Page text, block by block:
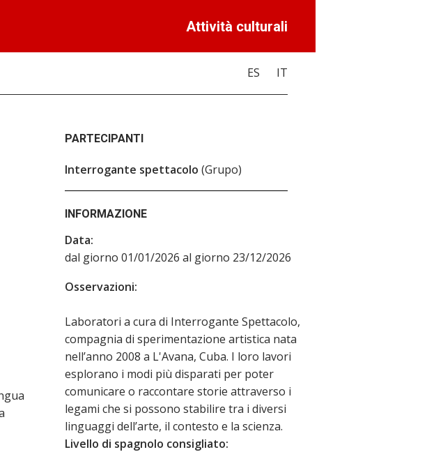
Attività culturali
ES IT
PARTECIPANTI
Interrogante spettacolo (Grupo)
INFORMAZIONE
Data:
dal giorno 01/01/2026 al giorno 23/12/2026
Osservazioni:
Laboratori a cura di Interrogante Spettacolo,
compagnia di sperimentazione artistica nata
nell’anno 2008 a L'Avana, Cuba. I loro lavori
esplorano i modi più disparati per poter
comunicare o raccontare storie attraverso i
legami che si possono stabilire tra i diversi
linguaggi dell’arte, il contesto e la scienza.
Livello di spagnolo consigliato: